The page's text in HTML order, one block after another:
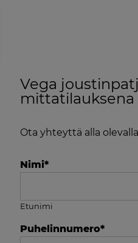
Vega
Ota yhteyttä alla
Nimi*
Etunimi
Puhelinnumero*